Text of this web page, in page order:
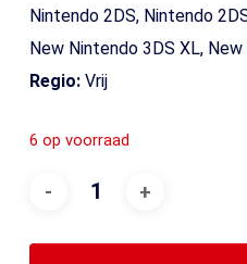
Nintendo 2DS, Nintendo
New Nintendo 3DS XL,
Regio:Vrij
6 op voorraad